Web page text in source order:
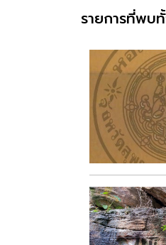
รายการที่พบ